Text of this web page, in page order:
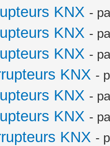
KNX -
KNX -
KNX -
KNX -
KNX -
KNX -
KNX -